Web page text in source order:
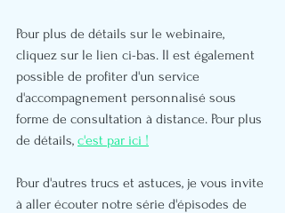
Pour plus de détails sur le webinaire,
cliquez sur le lien ci-bas. Il est également
possible de profiter d'un service
d'accompagnement personnalisé sous
forme de consultation à distance. Pour plus
de détails, c'est par ici !
Pour d'autres trucs et astuces, je vous invite
à aller écouter notre série d'épisodes de